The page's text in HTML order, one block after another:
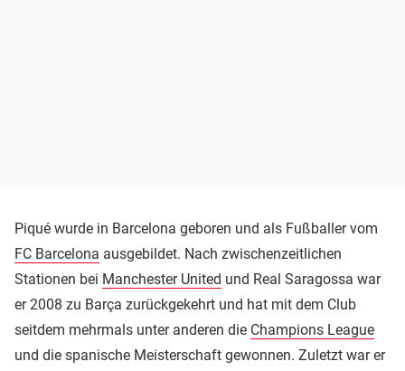
Piqué wurde in Barcelona geboren und als Fußballer vom
FC Barcelona ausgebildet. Nach zwischenzeitlichen
Stationen bei Manchester United und Real Saragossa war
er 2008 zu Barça zurückgekehrt und hat mit dem Club
seitdem mehrmals unter anderen die Champions League
und die spanische Meisterschaft gewonnen. Zuletzt war er